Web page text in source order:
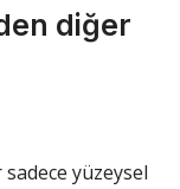
diğer
yüzeysel